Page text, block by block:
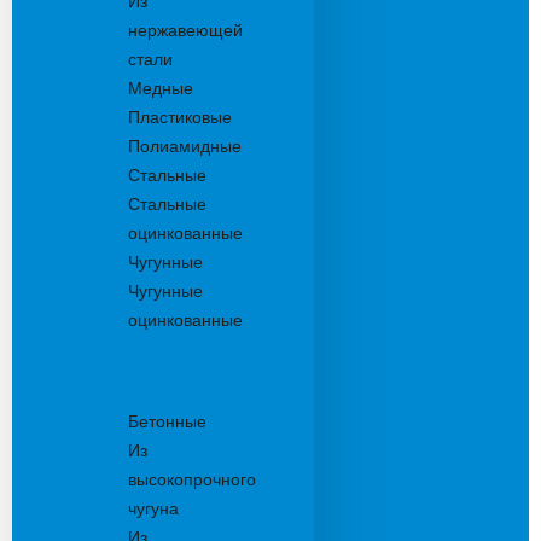
нержавеющей
стали
Медные
Пластиковые
Полиамидные
Стальные
Стальные
оцинкованные
Чугунные
Чугунные
оцинкованные
Бетонные
Из
высокопрочного
чугуна